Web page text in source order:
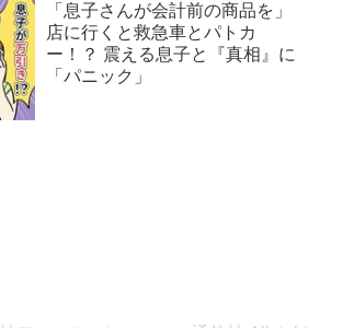
「息子さんが会計前の商品を」
店に行くと救急車とパトカ
ー！？ 震える息子と『真相』に
「パニック」